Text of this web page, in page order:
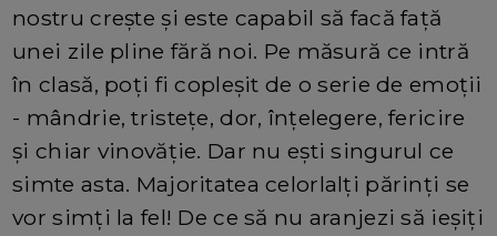
nostru crește și este capabil să facă față
unei zile pline fără noi. Pe măsură ce intră
în clasă, poți fi copleșit de o serie de emoții
- mândrie, tristețe, dor, înțelegere, fericire
și chiar vinovăție. Dar nu ești singurul ce
simte asta. Majoritatea celorlalți părinți se
vor simți la fel! De ce să nu aranjezi să ieșiți